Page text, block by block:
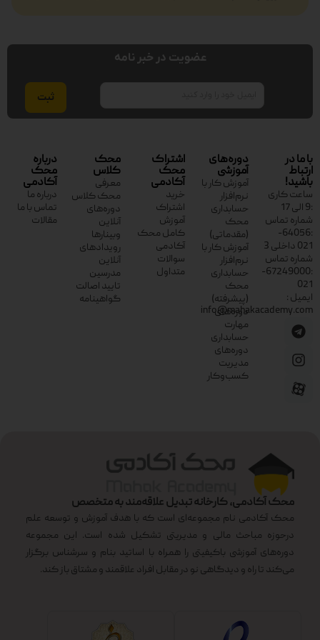
عضویت در خبر نامه
با ما در
ارتباط
باشید!
ساعت کاری
:9 الی 17
شماره تماس
:64056-
021 داخلی 3
شماره تماس
:67249000-
021
ایمیل :
info@mahakacademy.com
دوره‌های
آموزشی
آموزش کار با
نرم‌افزار
حسابداری
محک
(مقدماتی)
آموزش کار با
نرم‌افزار
حسابداری
محک
(پیشرفته)
دوره‌های
مهارت
حسابداری
دوره‌های
مدیریت
کسب‌وکار
اشتراک
محک
آکادمی
خرید
اشتراک
آموزش
کامل محک
آکادمی
سوالات
متداول
محک
کلاس
معرفی
محک کلاس
دوره‌های
آنلاین
وبینارها
رویدادهای
آنلاین
مدرسین
تایید اصالت
گواهینامه
درباره
محک
آکادمی
درباره ما
تماس با ما
مقالات
محک آکادمی، کارخانه تبدیل علاقه‌مند به متخصص
محک آکادمی نام مجموعه‌ای است که با هدف آموزش و توسعه علم
درحوزه مباحث مالی و مدیریتی تشکیل شده است. این مجموعه
دوره‌های آموزشی باکیفیتی را همراه با اساتید بنام و سرشناس برگزار
می‌کند تا راه و دیدگاهی نو در مقابل افراد علاقمند و مشتاق باز کند.